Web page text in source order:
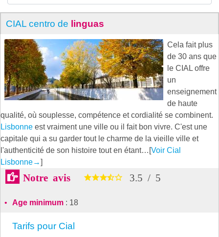
CIAL centro de linguas
Cela fait plus
de 30 ans que
le CIAL offre
un
enseignement
de haute
qualité, où souplesse, compétence et cordialité se combinent.
Lisbonne est vraiment une ville ou il fait bon vivre. C'est une
capitale qui a su garder tout le charme de la vieille ville et
l'authenticité de son histoire tout en étant…[Voir Cial
Lisbonne→]
Notre avis 3.5 / 5
Age minimum : 18
Tarifs pour Cial